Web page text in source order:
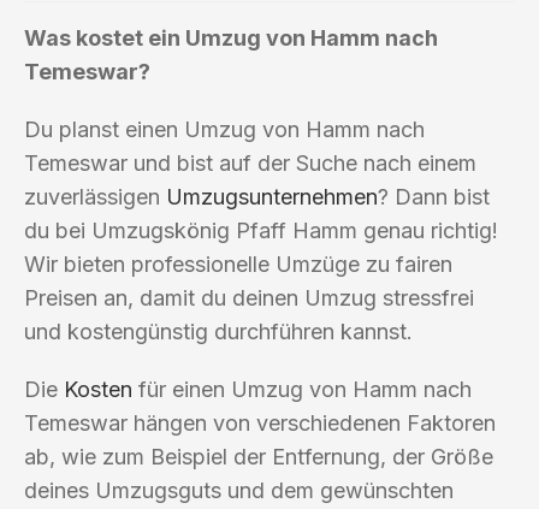
Was kostet ein Umzug von Hamm nach
Temeswar?
Du planst einen Umzug von Hamm nach
Temeswar und bist auf der Suche nach einem
zuverlässigen Umzugsunternehmen? Dann bist
du bei Umzugskönig Pfaff Hamm genau richtig!
Wir bieten professionelle Umzüge zu fairen
Preisen an, damit du deinen Umzug stressfrei
und kostengünstig durchführen kannst.
Die Kosten für einen Umzug von Hamm nach
Temeswar hängen von verschiedenen Faktoren
ab, wie zum Beispiel der Entfernung, der Größe
deines Umzugsguts und dem gewünschten